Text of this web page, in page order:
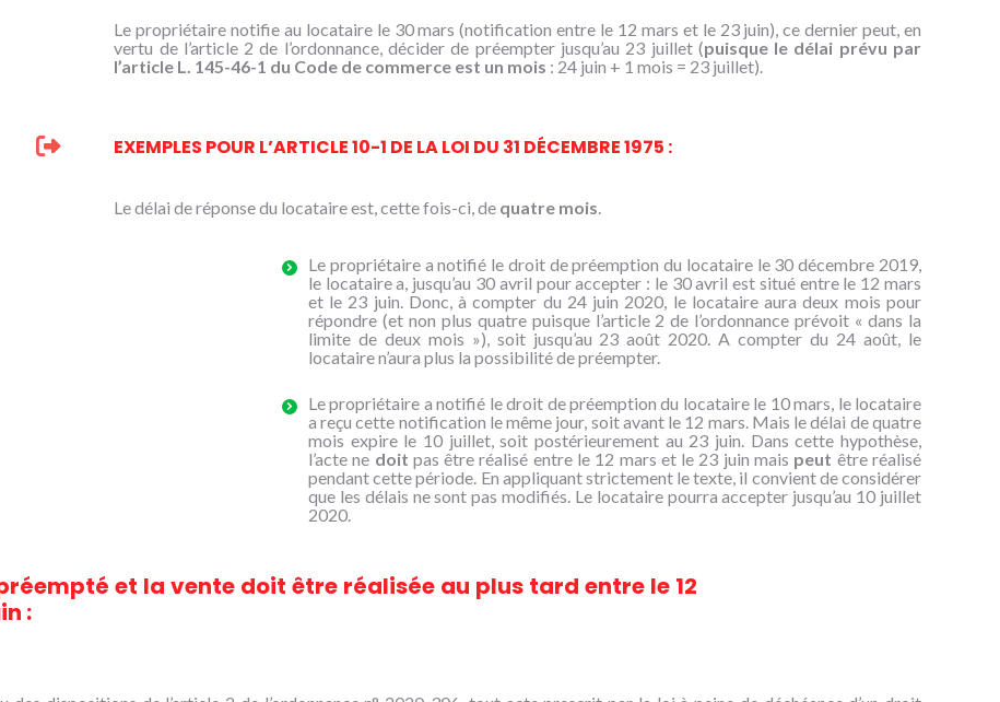
Le propriétaire notifie au locataire le 30 mars (notification entre le 12 mars et le 23 juin), ce dernier peut, en
vertu de l’article 2 de l’ordonnance, décider de préempter jusqu’au 23 juillet (puisque le délai prévu par
l’article L. 145-46-1 du Code de commerce est un mois : 24 juin + 1 mois = 23 juillet).
EXEMPLES POUR L’ARTICLE 10-1 DE LA LOI DU 31 DÉCEMBRE 1975 :
Le délai de réponse du locataire est, cette fois-ci, de quatre mois.
Le propriétaire a notifié le droit de préemption du locataire le 30 décembre 2019,
le locataire a, jusqu’au 30 avril pour accepter : le 30 avril est situé entre le 12 mars
et le 23 juin. Donc, à compter du 24 juin 2020, le locataire aura deux mois pour
répondre (et non plus quatre puisque l’article 2 de l’ordonnance prévoit « dans la
limite de deux mois »), soit jusqu’au 23 août 2020. A compter du 24 août, le
locataire n’aura plus la possibilité de préempter.
Le propriétaire a notifié le droit de préemption du locataire le 10 mars, le locataire
a reçu cette notification le même jour, soit avant le 12 mars. Mais le délai de quatre
mois expire le 10 juillet, soit postérieurement au 23 juin. Dans cette hypothèse,
l’acte ne doit pas être réalisé entre le 12 mars et le 23 juin mais peut être réalisé
pendant cette période. En appliquant strictement le texte, il convient de considérer
que les délais ne sont pas modifiés. Le locataire pourra accepter jusqu’au 10 juillet
2020.
et la vente doit être réalisée au plus tard entre le 12
: